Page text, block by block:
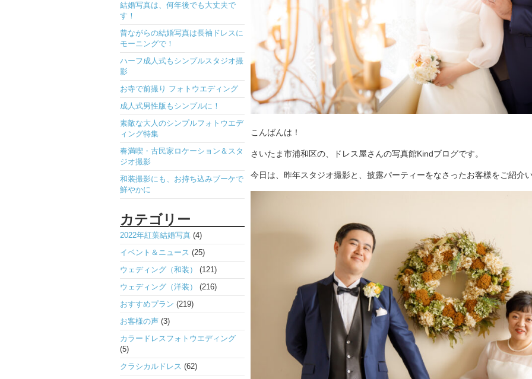
結婚写真は、何年後でも大丈夫で
す！
昔ながらの結婚写真は長袖ドレスに
モーニングで！
ハーフ成人式もシンプルスタジオ撮
影
お寺で前撮り フォトウエディング
成人式男性版もシンプルに！
素敵な大人のシンプルフォトウエデ
ィング特集
春満喫・古民家ロケーション＆スタ
ジオ撮影
和装撮影にも、お持ち込みブーケで
鮮やかに
カテゴリー
2022年紅葉結婚写真 (4)
イベント＆ニュース (25)
ウェディング（和装）
(121)
ウェディング（洋装）
(216)
おすすめプラン (219)
お客様の声 (3)
カラードレスフォトウエディング
(5)
クラシカルドレス (62)
こんばんは！
さいたま市浦和区の、ドレス屋さんの写真館Kindブログです。
今日は、昨年スタジオ撮影と、披露パーティーをなさったお客様をご紹介い